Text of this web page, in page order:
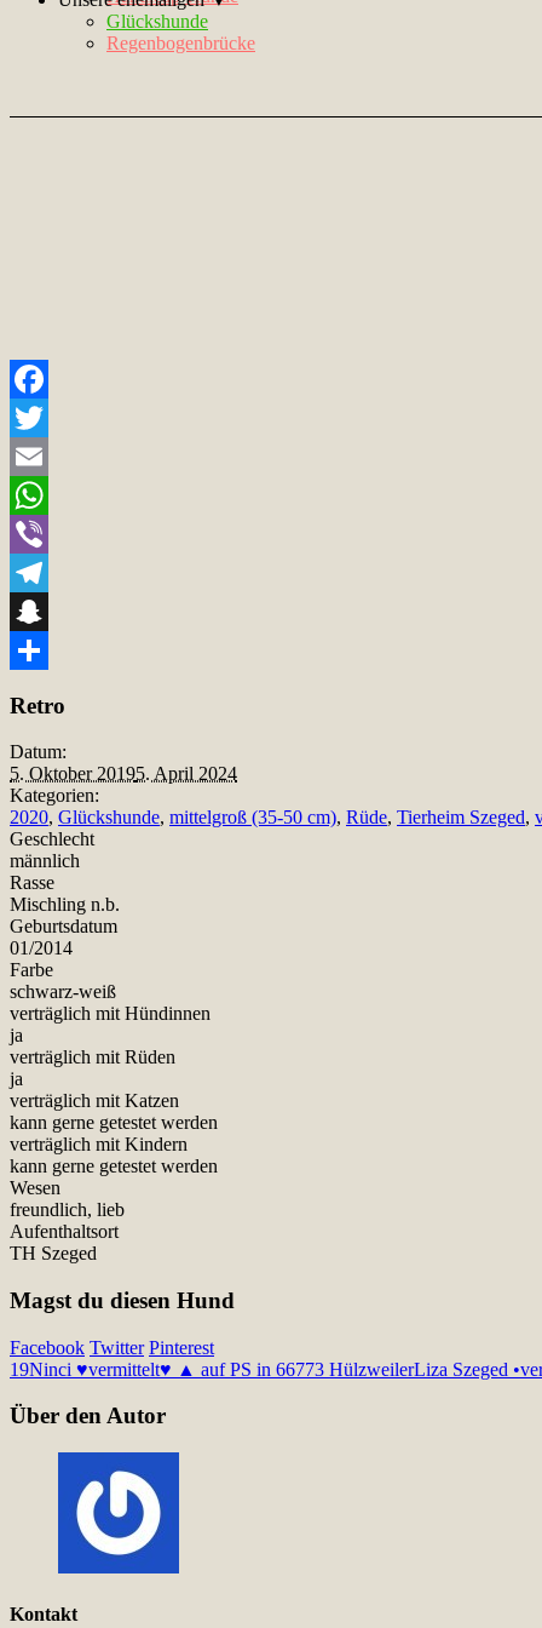
Glückshunde
Regenbogenbrücke
Facebook
Twitter
Email
WhatsApp
Viber
Telegram
Snapchat
Retro
Datum:
5. Oktober 20195. April 2024
Kategorien:
2020, Glückshunde, mittelgroß (35-50 cm), Rüde, Tierheim Szeged,
Geschlecht
männlich
Rasse
Mischling n.b.
Geburtsdatum
01/2014
Farbe
schwarz-weiß
verträglich mit Hündinnen
ja
verträglich mit Rüden
ja
verträglich mit Katzen
kann gerne getestet werden
verträglich mit Kindern
kann gerne getestet werden
Wesen
freundlich, lieb
Aufenthaltsort
TH Szeged
Magst du diesen Hund
Facebook Twitter Pinterest
19Ninci ♥vermittelt♥ ▲ auf PS in 66773 HülzweilerLiza Szeged
Über den Autor
Kontakt